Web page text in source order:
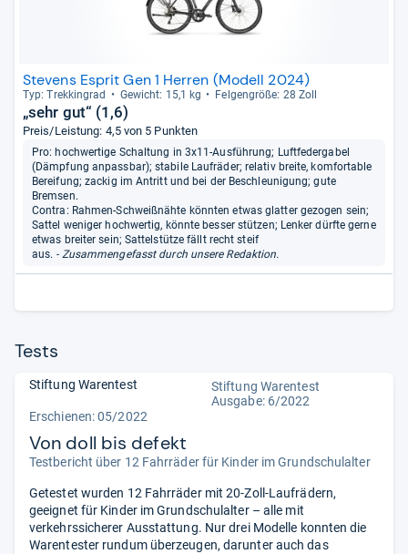
Stevens Esprit Gen 1 Herren (Modell 2024)
Typ: Trek­kin­grad Gewicht: 15,1 kg Fel­gen­größe: 28 Zoll
„sehr gut“ (1,6)
Preis/Leistung: 4,5 von 5 Punkten
Pro: hochwertige Schaltung in 3x11-Ausführung; Luftfedergabel
(Dämpfung anpassbar); stabile Laufräder; relativ breite, komfortable
Bereifung; zackig im Antritt und bei der Beschleunigung; gute
Bremsen.
Contra: Rahmen-Schweißnähte könnten etwas glatter gezogen sein;
Sattel weniger hochwertig, könnte besser stützen; Lenker dürfte gerne
etwas breiter sein; Sattelstütze fällt recht steif
aus. - Zusammengefasst durch unsere Redaktion.
Tests
Stiftung Warentest
Stiftung Warentest
Ausgabe: 6/2022
Erschienen: 05/2022
Von doll bis defekt
Testbericht über 12 Fahrräder für Kinder im Grundschulalter
Getestet wurden 12 Fahrräder mit 20-Zoll-Laufrädern,
geeignet für Kinder im Grundschulalter – alle mit
verkehrssicherer Ausstattung. Nur drei Modelle konnten die
Warentester rundum überzeugen, darunter auch das